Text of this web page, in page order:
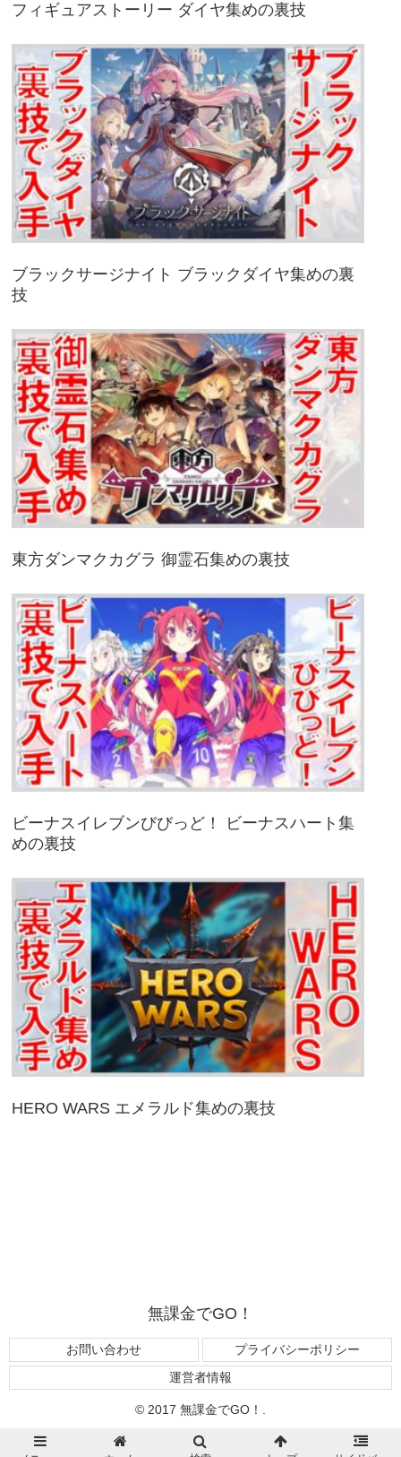
フィギュアストーリー ダイヤ集めの裏技
ブラックサージナイト ブラックダイヤ集めの裏
技
東方ダンマクカグラ 御霊石集めの裏技
ビーナスイレブンびびっど！ ビーナスハート集
めの裏技
HERO WARS エメラルド集めの裏技
無課金でGO！
お問い合わせ
プライバシーポリシー
運営者情報
© 2017 無課金でGO！.